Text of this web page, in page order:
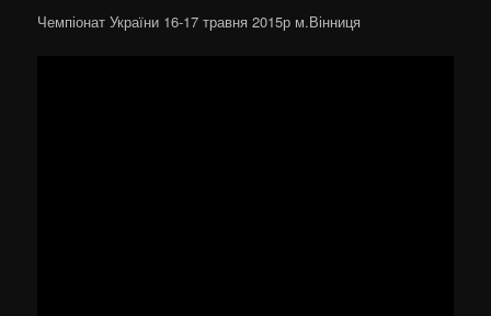
Чемпіонат України 16-17 травня 2015р м.Вінниця